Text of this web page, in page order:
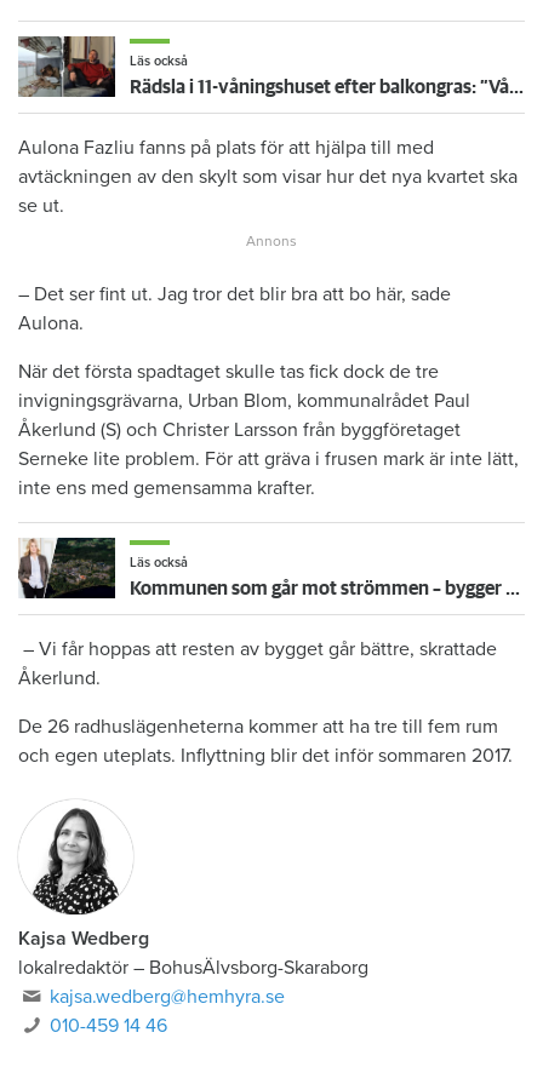
Läs också
Rädsla i 11-våningshuset efter balkongras: ”Vår säkerhet är i fara”
Aulona Fazliu fanns på plats för att hjälpa till med
avtäckningen av den skylt som visar hur det nya kvartet ska
se ut.
– Det ser fint ut. Jag tror det blir bra att bo här, sade
Aulona.
När det första spadtaget skulle tas fick dock de tre
invigningsgrävarna, Urban Blom, kommunalrådet Paul
Åkerlund (S) och Christer Larsson från byggföretaget
Serneke lite problem. För att gräva i frusen mark är inte lätt,
inte ens med gemensamma krafter.
Läs också
Kommunen som går mot strömmen – bygger nytt i glesbygden
– Vi får hoppas att resten av bygget går bättre, skrattade
Åkerlund.
De 26 radhuslägenheterna kommer att ha tre till fem rum
och egen uteplats. Inflyttning blir det inför sommaren 2017.
Kajsa Wedberg
lokalredaktör – BohusÄlvsborg-Skaraborg
kajsa.wedberg@hemhyra.se
010-459 14 46